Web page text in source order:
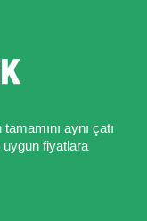
aynı çatı
uygun fiyatlara